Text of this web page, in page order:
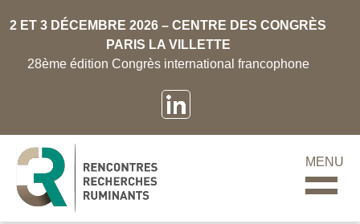
2 ET 3 DÉCEMBRE 2026 – CENTRE DES CONGRÈS
PARIS LA VILLETTE
28ème édition Congrès international francophone
MENU